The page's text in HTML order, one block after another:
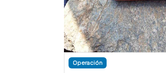
Operación